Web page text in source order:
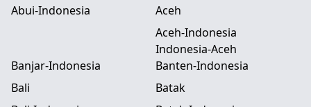
Abui-Indonesia
Aceh
Aceh-Indonesia
Indonesia-Aceh
Banjar-Indonesia
Banten-Indonesia
Bali
Batak